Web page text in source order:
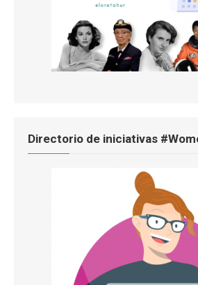
Directorio de iniciativas